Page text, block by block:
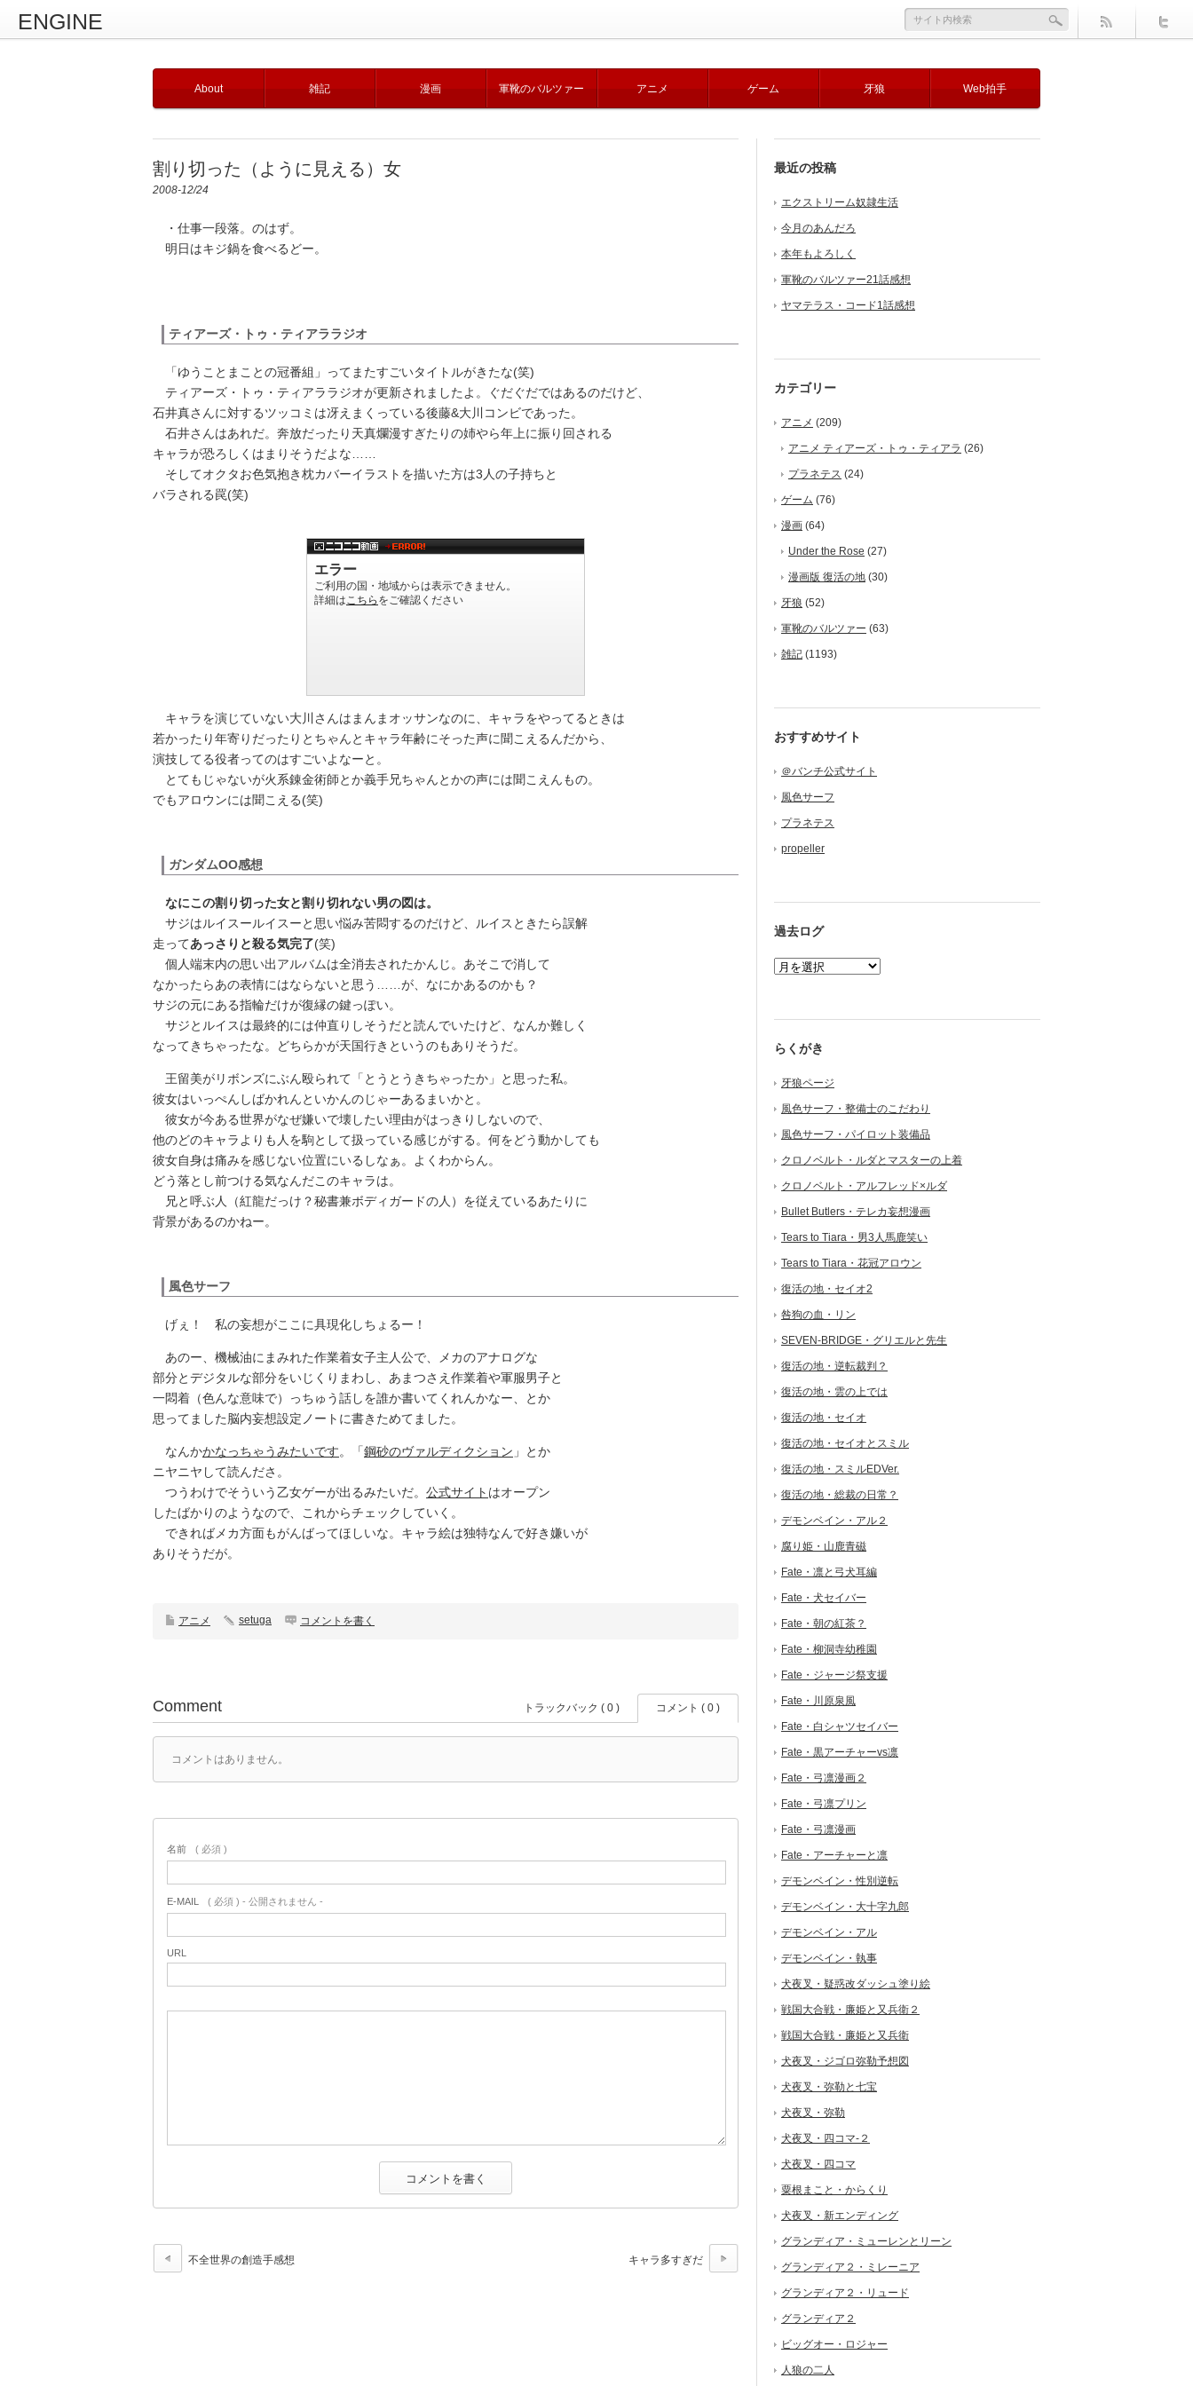
ENGINE
About 雑記 漫画 軍靴のバルツァー アニメ ゲーム 牙狼 Web拍手
割り切った（ように見える）女
2008-12/24
・仕事一段落。のはず。
明日はキジ鍋を食べるどー。
ティアーズ・トゥ・ティアララジオ
「ゆうことまことの冠番組」ってまたすごいタイトルがきたな(笑)
ティアーズ・トゥ・ティアララジオが更新されましたよ。ぐだぐだではあるのだけど、
石井真さんに対するツッコミは冴えまくっている後藤&大川コンビであった。
石井さんはあれだ。奔放だったり天真爛漫すぎたりの姉やら年上に振り回される
キャラが恐ろしくはまりそうだよな……
そしてオクタお色気抱き枕カバーイラストを描いた方は3人の子持ちと
バラされる罠(笑)
キャラを演じていない大川さんはまんまオッサンなのに、キャラをやってるときは
若かったり年寄りだったりとちゃんとキャラ年齢にそった声に聞こえるんだから、
演技してる役者ってのはすごいよなーと。
とてもじゃないが火系錬金術師とか義手兄ちゃんとかの声には聞こえんもの。
でもアロウンには聞こえる(笑)
ガンダムOO感想
なにこの割り切った女と割り切れない男の図は。
サジはルイスールイスーと思い悩み苦悶するのだけど、ルイスときたら誤解
走ってあっさりと殺る気完了(笑)
個人端末内の思い出アルバムは全消去されたかんじ。あそこで消して
なかったらあの表情にはならないと思う……が、なにかあるのかも？
サジの元にある指輪だけが復縁の鍵っぽい。
サジとルイスは最終的には仲直りしそうだと読んでいたけど、なんか難しく
なってきちゃったな。どちらかが天国行きというのもありそうだ。
王留美がリボンズにぶん殴られて「とうとうきちゃったか」と思った私。
彼女はいっぺんしばかれんといかんのじゃーあるまいかと。
彼女が今ある世界がなぜ嫌いで壊したい理由がはっきりしないので、
他のどのキャラよりも人を駒として扱っている感じがする。何をどう動かしても
彼女自身は痛みを感じない位置にいるしなぁ。よくわからん。
どう落とし前つける気なんだこのキャラは。
兄と呼ぶ人（紅龍だっけ？秘書兼ボディガードの人）を従えているあたりに
背景があるのかねー。
風色サーフ
げぇ！ 私の妄想がここに具現化しちょるー！
あのー、機械油にまみれた作業着女子主人公で、メカのアナログな
部分とデジタルな部分をいじくりまわし、あまつさえ作業着や軍服男子と
一悶着（色んな意味で）っちゅう話しを誰か書いてくれんかなー、とか
思ってました脳内妄想設定ノートに書きためてました。
なんかかなっちゃうみたいです。「鋼砂のヴァルディクション 」とか
ニヤニヤして読んださ。
つうわけでそういう乙女ゲーが出るみたいだ。 公式サイト はオープン
したばかりのようなので、これからチェックしていく。
できればメカ方面もがんばってほしいな。キャラ絵は独特なんで好き嫌いが
ありそうだが。
アニメ setuga コメントを書く
Comment トラックバック ( 0 ) コメント ( 0 )
コメントはありません。
名前 ( 必須 )
E-MAIL ( 必須 ) - 公開されません -
URL
不全世界の創造手感想 キャラ多すぎだ
最近の投稿
エクストリーム奴隷生活
今月のあんだろ
本年もよろしく
軍靴のバルツァー21話感想
ヤマテラス・コード1話感想
カテゴリー
アニメ (209)
アニメ ティアーズ・トゥ・ティアラ (26)
プラネテス (24)
ゲーム (76)
漫画 (64)
Under the Rose (27)
漫画版 復活の地 (30)
牙狼 (52)
軍靴のバルツァー (63)
雑記 (1193)
おすすめサイト
＠バンチ公式サイト
風色サーフ
プラネテス
propeller
過去ログ
らくがき
牙狼ページ
風色サーフ・整備士のこだわり
風色サーフ・パイロット装備品
クロノベルト・ルダとマスターの上着
クロノベルト・アルフレッド×ルダ
Bullet Butlers・テレカ妄想漫画
Tears to Tiara・男3人馬鹿笑い
Tears to Tiara・花冠アロウン
復活の地・セイオ2
咎狗の血・リン
SEVEN-BRIDGE・グリエルと先生
復活の地・逆転裁判？
復活の地・雲の上では
復活の地・セイオ
復活の地・セイオとスミル
復活の地・スミルEDVer.
復活の地・総裁の日常？
デモンベイン・アル２
腐り姫・山鹿青磁
Fate・凛と弓犬耳編
Fate・犬セイバー
Fate・朝の紅茶？
Fate・柳洞寺幼稚園
Fate・ジャージ祭支援
Fate・川原泉風
Fate・白シャツセイバー
Fate・黒アーチャーvs凛
Fate・弓凛漫画２
Fate・弓凛プリン
Fate・弓凛漫画
Fate・アーチャーと凛
デモンベイン・性別逆転
デモンベイン・大十字九郎
デモンベイン・アル
デモンベイン・執事
犬夜叉・疑惑改ダッシュ塗り絵
戦国大合戦・廉姫と又兵衛２
戦国大合戦・廉姫と又兵衛
犬夜叉・ジゴロ弥勒予想図
犬夜叉・弥勒と七宝
犬夜叉・弥勒
犬夜叉・四コマ-２
犬夜叉・四コマ
粟根まこと・からくり
犬夜叉・新エンディング
グランディア・ミューレンとリーン
グランディア２・ミレーニア
グランディア２・リュード
グランディア２
ビッグオー・ロジャー
人狼の二人